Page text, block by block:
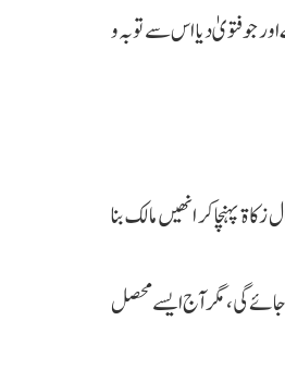
جو فتویٰ دیا اس سے توبہ و
پہنچا کر انھیں مالک بنا
گی، مگر آج ایسے محصل